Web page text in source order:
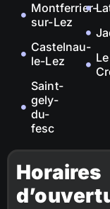
Montferrier-
sur-Lez
Castelnau-
le-Lez
Saint-
gely-
du-
fesc
Le
Horaires